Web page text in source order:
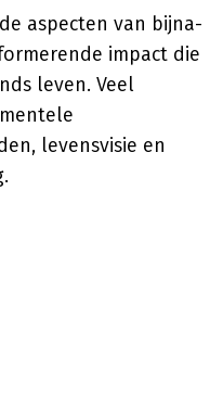
aspecten van bijna-
impact die
leven. Veel
levensvisie en